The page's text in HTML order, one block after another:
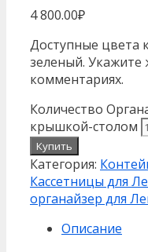
4 800.00₽
Доступные
зеленый.
комментариях.
Количество
крышкой-столом
Купить
Категория:
Кассетницы для
органайзер для
Описание